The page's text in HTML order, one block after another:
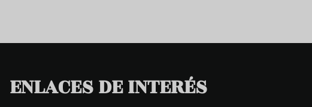
ENLACES DE INTERÉS